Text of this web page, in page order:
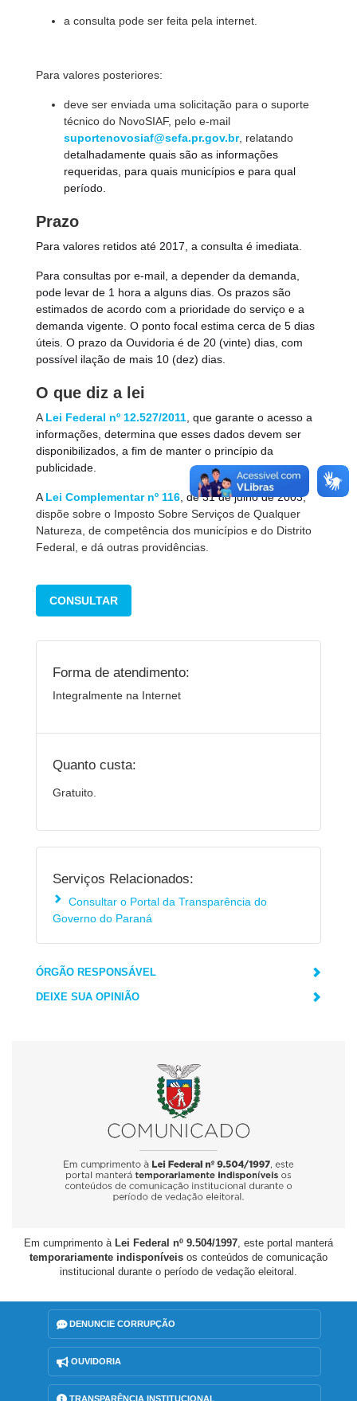
a consulta pode ser feita pela internet.
Para valores posteriores:
deve ser enviada uma solicitação para o suporte
técnico do NovoSIAF, pelo e-mail
suportenovosiaf@sefa.pr.gov.br, relatando
detalhadamente quais são as informações
requeridas, para quais municípios e para qual
período.
Prazo
Para valores retidos até 2017, a consulta é imediata.
Para consultas por e-mail, a depender da demanda,
pode levar de 1 hora a alguns dias. Os prazos são
estimados de acordo com a prioridade do serviço e a
demanda vigente. O ponto focal estima cerca de 5 dias
úteis. O prazo da Ouvidoria é de 20 (vinte) dias, com
possível ilação de mais 10 (dez) dias.
O que diz a lei
A Lei Federal nº 12.527/2011 , que garante o acesso a
informações, determina que esses dados devem ser
disponibilizados, a fim de manter o princípio da
publicidade.
A Lei Complementar nº 116 , de 31 de julho de 2003,
dispõe sobre o Imposto Sobre Serviços de Qualquer
Natureza, de competência dos municípios e do Distrito
Federal, e dá outras providências.
CONSULTAR
Forma de atendimento:
Integralmente na Internet
Quanto custa:
Gratuito.
Serviços Relacionados:
Consultar o Portal da Transparência do
Governo do Paraná
ÓRGÃO RESPONSÁVEL
DEIXE SUA OPINIÃO
Em cumprimento à Lei Federal nº 9.504/1997, este portal manterá
temporariamente indisponíveis os conteúdos de comunicação
institucional durante o período de vedação eleitoral.
DENUNCIE CORRUPÇÃO
OUVIDORIA
TRANSPARÊNCIA INSTITUCIONAL